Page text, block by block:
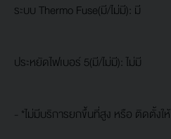
ระบบ Thermo Fuse(มี/ไม่มี): มี
ประหยัดไฟเบอร์ 5(มี/ไม่มี): ไม่มี
- *ไม่มีบริการยกขึ้นที่สูง หรือ ติดตั้งให้